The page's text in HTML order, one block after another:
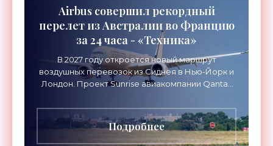
Airbus совершил рекордный
перелет из Австралии во Францию
за 24 часа - «Техника»
В 2027 году откроется новый маршрут
воздушных перевозок из Сиднея в Нью-Йорк и
Лондон. Проект Sunrise авиакомпании Qantas
длительностью до 24
Подробнее